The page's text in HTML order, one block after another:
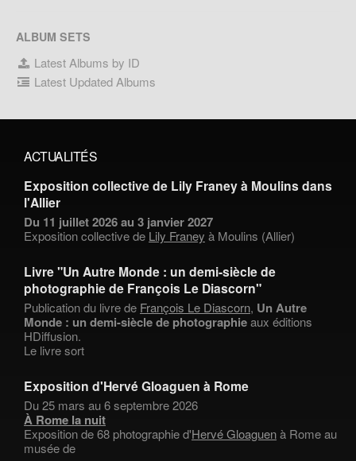
ALBUM SETS
Latest Albums by ID
Latest Updated Albums
ACTUALITÉS
Exposition collective de Lily Franey à Moulins dans
l'Allier
Du 11 juillet 2026 au 3 janvier 2027
Exposition collective de Lily Franey à Moulins (Allier)
Livre "Un Autre Monde : un demi-siècle de
photographie de François Le Diascorn"
Publication du livre de François Le Diascorn, Un Autre
Monde : un demi-siècle de photographieaux éditions
HDiffusion.
Le livre sort
Exposition d'Hervé Gloaguen à Rome
Du 25 mars au 6 septembre 2026
À Rome la nuit
Exposition de 68 photographie d'Hervé Gloaguenà Rome au
musée de